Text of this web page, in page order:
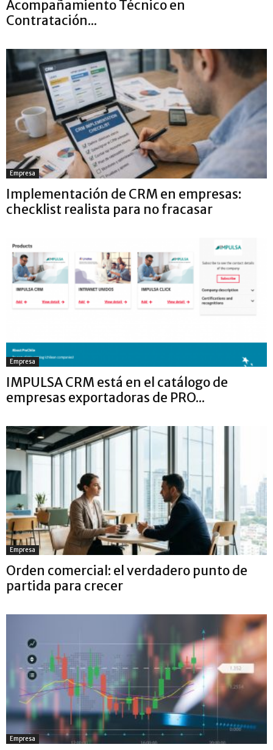
Acompañamiento Técnico en
Contratación...
Empresa
Implementación de CRM en empresas:
checklist realista para no fracasar
Empresa
IMPULSA CRM está en el catálogo de
empresas exportadoras de PRO...
Empresa
Orden comercial: el verdadero punto de
partida para crecer
Empresa